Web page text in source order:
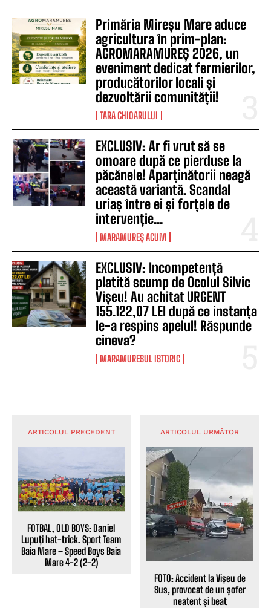
Primăria Mireșu Mare aduce
agricultura în prim-plan:
AGROMARAMUREȘ 2026, un
eveniment dedicat fermierilor,
producătorilor locali și
dezvoltării comunității!
TARA CHIOARULUI
EXCLUSIV: Ar fi vrut să se
omoare după ce pierduse la
păcănele! Aparținătorii neagă
această variantă. Scandal
uriaș între ei și forțele de
intervenție...
MARAMUREȘ ACUM
EXCLUSIV: Incompetență
platită scump de Ocolul Silvic
Vișeu! Au achitat URGENT
155.122,07 LEI după ce instanța
le-a respins apelul! Răspunde
cineva?
MARAMURESUL ISTORIC
ARTICOLUL PRECEDENT
FOTBAL, OLD BOYS: Daniel
Lupuți hat-trick. Sport Team
Baia Mare – Speed Boys Baia
Mare 4-2 (2-2)
ARTICOLUL URMĂTOR
FOTO: Accident la Vișeu de
Sus, provocat de un șofer
neatent și beat